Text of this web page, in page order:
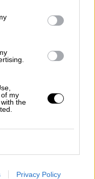
my
the
Privacy Policy
Verdes y
conservadores
a liderar el